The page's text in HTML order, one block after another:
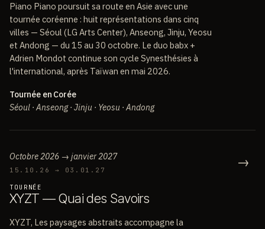
Piano Piano poursuit sa route en Asie avec une
tournée coréenne : huit représentations dans cinq
villes — Séoul (LG Arts Center), Anseong, Jinju, Yeosu
et Andong — du 15 au 30 octobre. Le duo babx +
Adrien Mondot continue son cycle Synesthésies à
l'international, après Taïwan en mai 2026.
Tournée en Corée
Séoul · Anseong · Jinju · Yeosu · Andong
Octobre 2026 → janvier 2027
15.10.26 → 03.01.27
TOURNÉE
XYZT — Quai des Savoirs
XYZT, Les paysages abstraits accompagne la
→